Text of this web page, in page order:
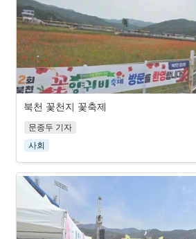
제 12회 양귀비 축제를 찾는 탐방객의 발
북천 꽃천지 꽃축제
문종두 기자
사회